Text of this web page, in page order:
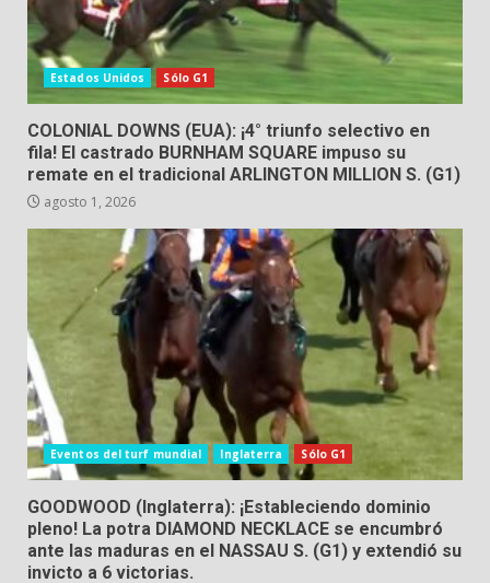
Estados Unidos Sólo G1
COLONIAL DOWNS (EUA): ¡4° triunfo selectivo en
fila! El castrado BURNHAM SQUARE impuso su
remate en el tradicional ARLINGTON MILLION S. (G1)
agosto 1, 2026
Eventos del turf mundial Inglaterra Sólo G1
GOODWOOD (Inglaterra): ¡Estableciendo dominio
pleno! La potra DIAMOND NECKLACE se encumbró
ante las maduras en el NASSAU S. (G1) y extendió su
invicto a 6 victorias.